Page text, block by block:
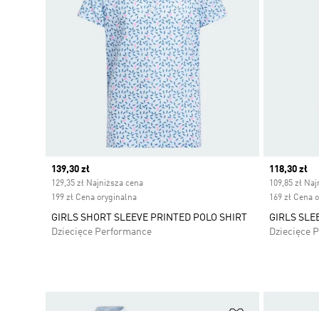
Current price
139,30 zł
129,35 zł Najniższa cena
199 zł Cena oryginalna
GIRLS SHORT SLEEVE PRINTED POLO SHIRT
Dziecięce Performance
Current
118,30 zł
109,85 zł
169 zł Cena
GIRLS
Dziecięce